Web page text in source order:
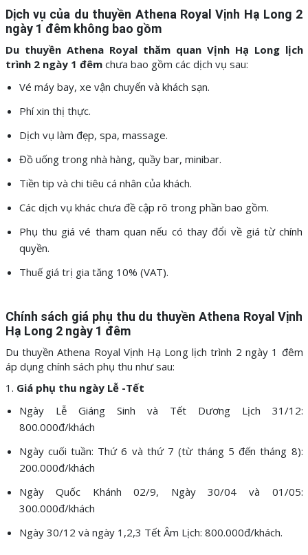
Dịch vụ của du thuyền Athena Royal Vịnh Hạ Long 2
ngày 1 đêm không bao gồm
Du thuyền Athena Royal thăm quan Vịnh Hạ Long lịch
trình 2 ngày 1 đêmchưa bao gồm các dịch vụ sau:
Vé máy bay, xe vận chuyển và khách sạn.
Phí xin thị thực.
Dịch vụ làm đẹp, spa, massage.
Đồ uống trong nhà hàng, quầy bar, minibar.
Tiền tip và chi tiêu cá nhân của khách.
Các dịch vụ khác chưa đề cập rõ trong phần bao gồm.
Phụ thu giá vé tham quan nếu có thay đổi về giá từ chính
quyền.
Thuế giá trị gia tăng 10% (VAT).
Chính sách giá phụ thu du thuyền Athena Royal Vịnh
Hạ Long 2 ngày 1 đêm
Du thuyền Athena Royal Vịnh Hạ Long lịch trình 2 ngày 1 đêm
áp dụng chính sách phụ thu như sau:
1. Giá phụ thu ngày Lễ -Tết
Ngày Lễ Giáng Sinh và Tết Dương Lịch 31/12:
800.000đ/khách
Ngày cuối tuần: Thứ 6 và thứ 7 (từ tháng 5 đến tháng 8):
200.000đ/khách
Ngày Quốc Khánh 02/9, Ngày 30/04 và 01/05:
300.000đ/khách
Ngày 30/12 và ngày 1,2,3 Tết Âm Lịch: 800.000đ/khách.